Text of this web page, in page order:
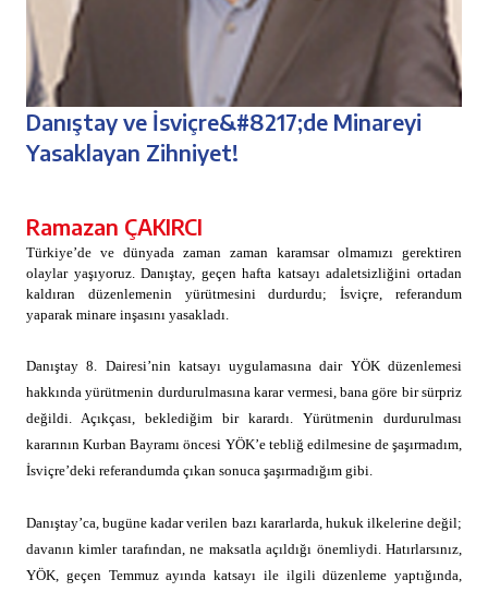
Danıştay ve İsviçre&#8217;de Minareyi
Yasaklayan Zihniyet!
Ramazan ÇAKIRCI
Türkiye’de ve dünyada zaman zaman karamsar olmamızı gerektiren
olaylar yaşıyoruz. Danıştay, geçen hafta katsayı adaletsizliğini ortadan
kaldıran düzenlemenin yürütmesini durdurdu; İsviçre, referandum
yaparak minare inşasını yasakladı.
Danıştay 8. Dairesi’nin katsayı uygulamasına dair YÖK düzenlemesi
hakkında yürütmenin durdurulmasına karar vermesi, bana göre bir sürpriz
değildi. Açıkçası, beklediğim bir karardı. Yürütmenin durdurulması
kararının Kurban Bayramı öncesi YÖK’e tebliğ edilmesine de şaşırmadım,
İsviçre’deki referandumda çıkan sonuca şaşırmadığım gibi.
Danıştay’ca, bugüne kadar verilen bazı kararlarda, hukuk ilkelerine değil;
davanın kimler tarafından, ne maksatla açıldığı önemliydi. Hatırlarsınız,
YÖK, geçen Temmuz ayında katsayı ile ilgili düzenleme yaptığında,